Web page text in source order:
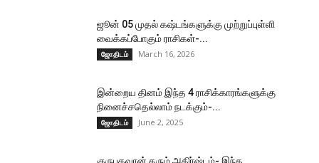
ஜூன் 05 முதல் கஷ்டங்களுக்கு முற்றுப்புள்ளி
வைக்கப்போகும் ராசிகள்-...
ஜோதிடம் March 16, 2026
இன்றைய தினம் இந்த 4 ராசிக்காரங்களுக்கு
நினைச்சதெல்லாம் நடக்கும்-...
ஜோதிடம் June 2, 2025